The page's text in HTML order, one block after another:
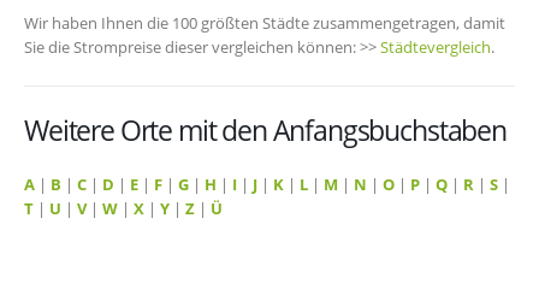
Wir haben Ihnen die 100 größten Städte zusammengetragen, damit
Sie die Strompreise dieser vergleichen können: >>Städtevergleich.
Weitere Orte mit den Anfangsbuchstaben
A | B | C | D | E | F | G | H | I | J | K | L | M | N | O | P | Q | R | S |
T | U | V| W | X | Y | Z | Ü